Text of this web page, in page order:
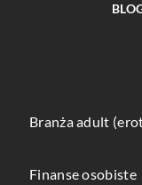
Branża adult
Finanse osobiste